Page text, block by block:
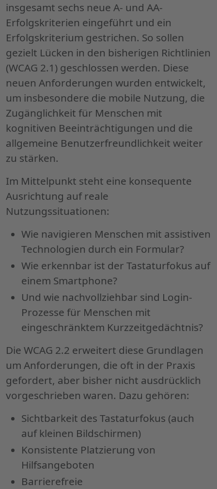
neu
in
WCAG
2.2"
insgesamt sechs neue A- und AA-
Erfolgskriterien eingeführt und ein
Erfolgskriterium gestrichen. So sollen
gezielt Lücken in den bisherigen Richtlinien
(WCAG 2.1) geschlossen werden. Diese
neuen Anforderungen wurden entwickelt,
um insbesondere die mobile Nutzung, die
Zugänglichkeit für Menschen mit
kognitiven Beeinträchtigungen und die
allgemeine Benutzerfreundlichkeit weiter
zu stärken.
Im Mittelpunkt steht eine konsequente
Ausrichtung auf reale
Nutzungssituationen:
Wie navigieren Menschen mit assistiven
Technologien durch ein Formular?
Wie erkennbar ist der Tastaturfokus auf
einem Smartphone?
Und wie nachvollziehbar sind Login-
Prozesse für Menschen mit
eingeschränktem Kurzzeitgedächtnis?
Die WCAG 2.2 erweitert diese Grundlagen
um Anforderungen, die oft in der Praxis
gefordert, aber bisher nicht ausdrücklich
vorgeschrieben waren. Dazu gehören:
Sichtbarkeit des Tastaturfokus (auch
auf kleinen Bildschirmen)
Konsistente Platzierung von
Hilfsangeboten
Barrierefreie